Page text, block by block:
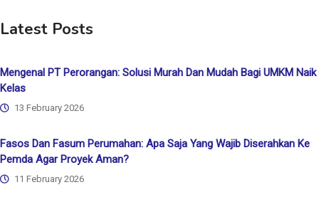
Latest Posts
Mengenal PT Perorangan: Solusi Murah Dan Mudah Bagi UMKM Naik
Kelas
13 February 2026
Fasos Dan Fasum Perumahan: Apa Saja Yang Wajib Diserahkan Ke
Pemda Agar Proyek Aman?
11 February 2026